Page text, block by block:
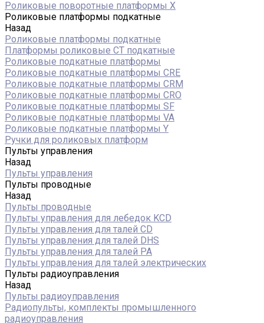
Роликовые поворотные платформы X
Роликовые платформы подкатные
Назад
Роликовые платформы подкатные
Платформы роликовые СТ подкатные
Роликовые подкатные платформы
Роликовые подкатные платформы CRE
Роликовые подкатные платформы CRM
Роликовые подкатные платформы CRO
Роликовые подкатные платформы SF
Роликовые подкатные платформы VA
Роликовые подкатные платформы Y
Ручки для роликовых платформ
Пульты управления
Назад
Пульты управления
Пульты проводные
Назад
Пульты проводные
Пульты управления для лебедок KCD
Пульты управления для талей CD
Пульты управления для талей DHS
Пульты управления для талей РА
Пульты управления для талей электрических
Пульты радиоуправления
Назад
Пульты радиоуправления
Радиопульты, комплекты промышленного
радиоуправления